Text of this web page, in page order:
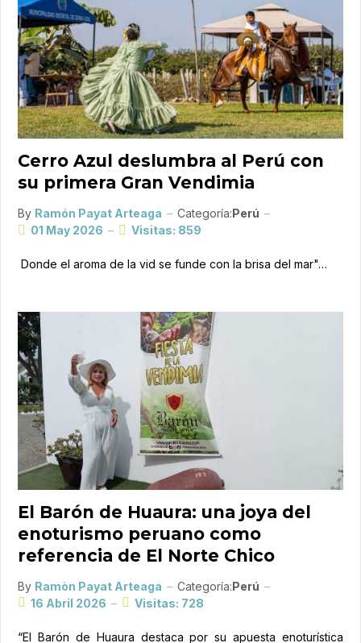
Cerro Azul deslumbra al Perú con
su primera Gran Vendimia
By Ramón Payat Arteaga Categoría: Perú
01 May 2026
Visitas: 859
Donde el aroma de la vid se funde con la brisa del mar"…
El Barón de Huaura: una joya del
enoturismo peruano como
referencia de El Norte Chico
By Ramòn Payat Arteaga Categoría:Perú
16 Abril 2026
Visitas: 728
“El Barón de Huaura destaca por su apuesta enoturística